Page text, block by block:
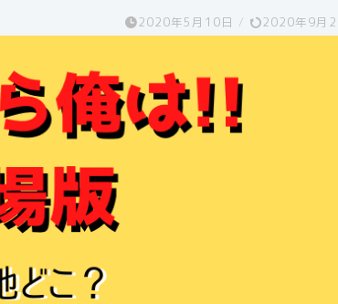
2020年5月10日 / 2020年9月